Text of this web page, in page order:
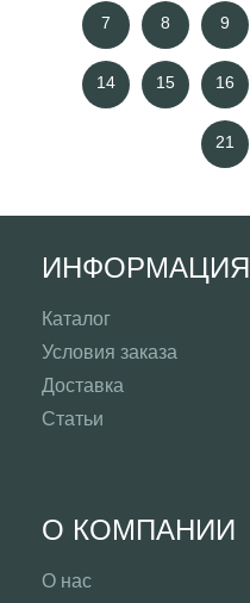
7 8 9
14 15 16
21
ИНФОРМАЦИЯ
Каталог
Условия заказа
Доставка
Статьи
О КОМПАНИИ
О нас